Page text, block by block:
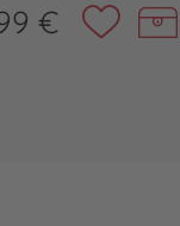
€